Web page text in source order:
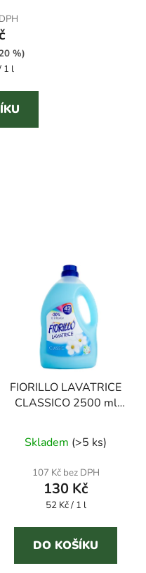
%)
1 l
FIORILLO LAVATRICE
CLASSICO 2500 ml
hodnocení
produktu
je
3,4
z
5
hvězdiček.
Skladem (>5 ks)
107 Kč bez DPH
130 Kč
Měrná
52 Kč / 1 l
DO KOŠÍKU